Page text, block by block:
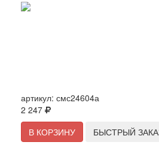
артикул: смс24604а
2 247
В КОРЗИНУ
БЫСТРЫЙ